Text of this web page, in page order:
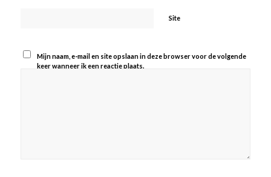
Site
Mijn naam, e-mail en site opslaan in deze browser voor de volgende
keer wanneer ik een reactie plaats.